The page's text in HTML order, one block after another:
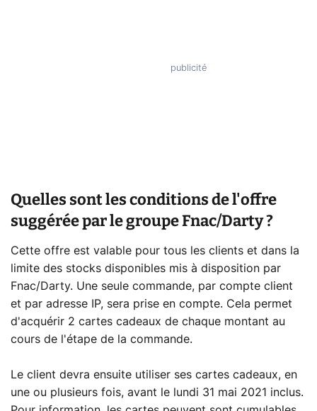
Quelles sont les conditions de l'offre
suggérée par le groupe Fnac/Darty ?
Cette offre est valable pour tous les clients et dans la
limite des stocks disponibles mis à disposition par
Fnac/Darty. Une seule commande, par compte client
et par adresse IP, sera prise en compte. Cela permet
d'acquérir 2 cartes cadeaux de chaque montant au
cours de l'étape de la commande.
Le client devra ensuite utiliser ses cartes cadeaux, en
une ou plusieurs fois, avant le lundi 31 mai 2021 inclus.